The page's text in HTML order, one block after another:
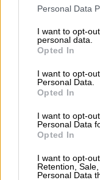
Please note that
not limited to your
grant or deny
use your data for
consent section.
Personal Data
I want to opt-
personal data.
Opted In
I want to opt-
Personal Data.
Opted In
I want to opt-
Personal Data
Opted In
I want to opt-
Retention,
Personal Data
6.478 για
4.220 για
710 για
οδήγησης,
563 για
512 για μη
κράνους,
295 για
209
186 για